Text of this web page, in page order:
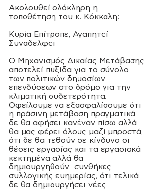
Ακολουθεί ολόκληρη η
τοποθέτηση του κ. Κόκκαλη:
Κυρία Επίτροπε, Αγαπητοί
Συνάδελφοι
Ο Mηχανισμός Δικαίας Μετάβασης
αποτελεί πυξίδα για το σύνολο
των πολιτικών δημοσίων
επενδύσεων στο δρόμο για την
κλιματική ουδετερότητα.
Οφείλουμε να εξασφαλίσουμε ότι
η πράσινη μετάβαση πραγματικά
δε θα αφήσει κανέναν πίσω αλλά
θα μας φέρει όλους μαζί μπροστά,
ότι δε θα τεθούν σε κίνδυνο οι
θέσεις εργασίας και τα εργασιακά
κεκτημένα αλλά θα
δημιουργηθούν  συνθήκες
συλλογικής ευημερίας, ότι τελικά
δε θα δημιουργήσει νέες